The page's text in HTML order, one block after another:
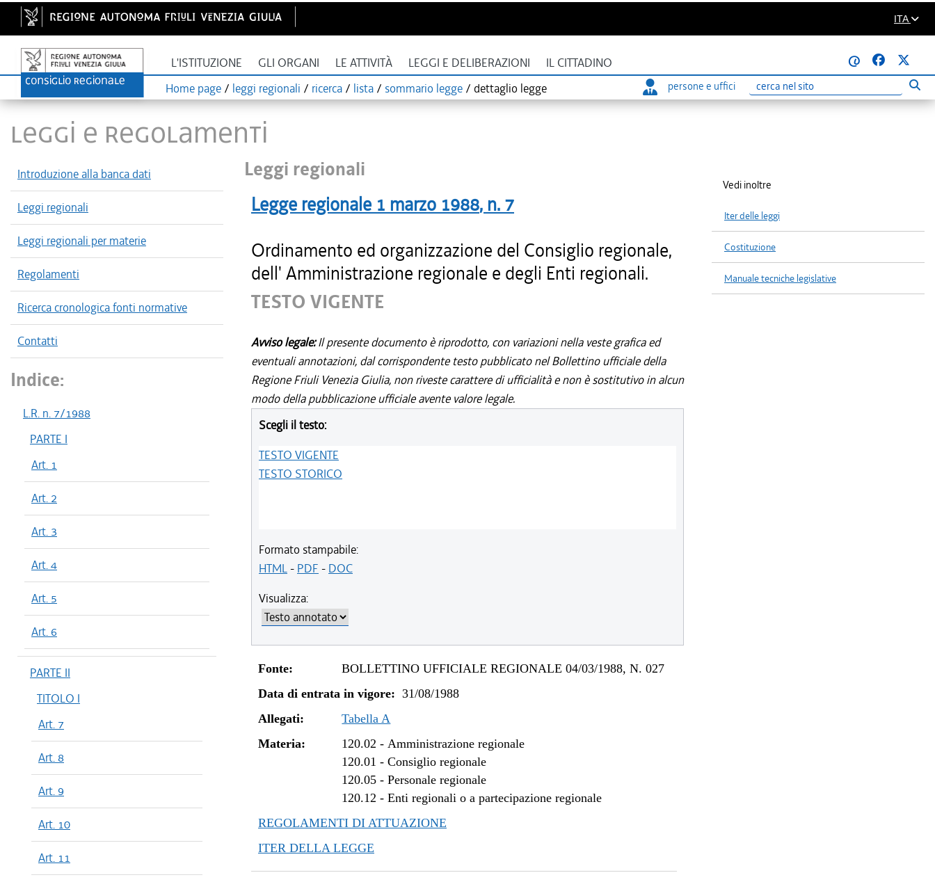
ITA
L'ISTITUZIONE GLI ORGANI LE ATTIVITÀ LEGGI E DELIBERAZIONI IL CITTADINO
@
Home page / leggi regionali / ricerca / lista / sommario legge / dettaglio legge persone e uffici
Ricerca
LEGGI E REGOLAMENTI
Introduzione alla banca dati
Leggi regionali
Leggi regionali per materie
Regolamenti
Ricerca cronologica fonti normative
Contatti
Indice:
L.R. n. 7/1988
PARTE I
Art. 1
Art. 2
Art. 3
Art. 4
Art. 5
Art. 6
PARTE II
TITOLO I
Art. 7
Art. 8
Art. 9
Art. 10
Art. 11
Leggi regionali
Legge regionale 1 marzo 1988, n. 7
Ordinamento ed organizzazione del Consiglio regionale,
dell' Amministrazione regionale e degli Enti regionali.
TESTO VIGENTE
Avviso legale:Il presente documento è riprodotto, con variazioni nella veste grafica ed
eventuali annotazioni, dal corrispondente testo pubblicato nel Bollettino ufficiale della
Regione Friuli Venezia Giulia, non riveste carattere di ufficialità e non è sostitutivo in alcun
modo della pubblicazione ufficiale avente valore legale.
Scegli il testo:
TESTO VIGENTE
TESTO STORICO
Formato stampabile:
HTML- PDF - DOC
Visualizza:
Fonte:
BOLLETTINO UFFICIALE REGIONALE 04/03/1988, N. 027
Data di entrata in vigore: 31/08/1988
Allegati:
Tabella A
Materia:
120.02 -Amministrazione regionale
120.01 -Consiglio regionale
120.05 -Personale regionale
120.12 -Enti regionali o a partecipazione regionale
REGOLAMENTI DI ATTUAZIONE
ITER DELLA LEGGE
Vedi inoltre
Iter delle leggi
Costituzione
Manuale tecniche legislative